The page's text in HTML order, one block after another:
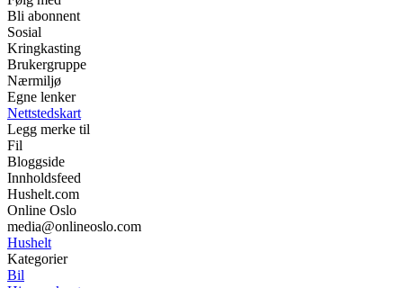
Bli abonnent
Sosial
Kringkasting
Brukergruppe
Nærmiljø
Egne lenker
Nettstedskart
Legg merke til
Fil
Bloggside
Innholdsfeed
Hushelt.com
Online Oslo
media@onlineoslo.com
Hushelt
Kategorier
Bil